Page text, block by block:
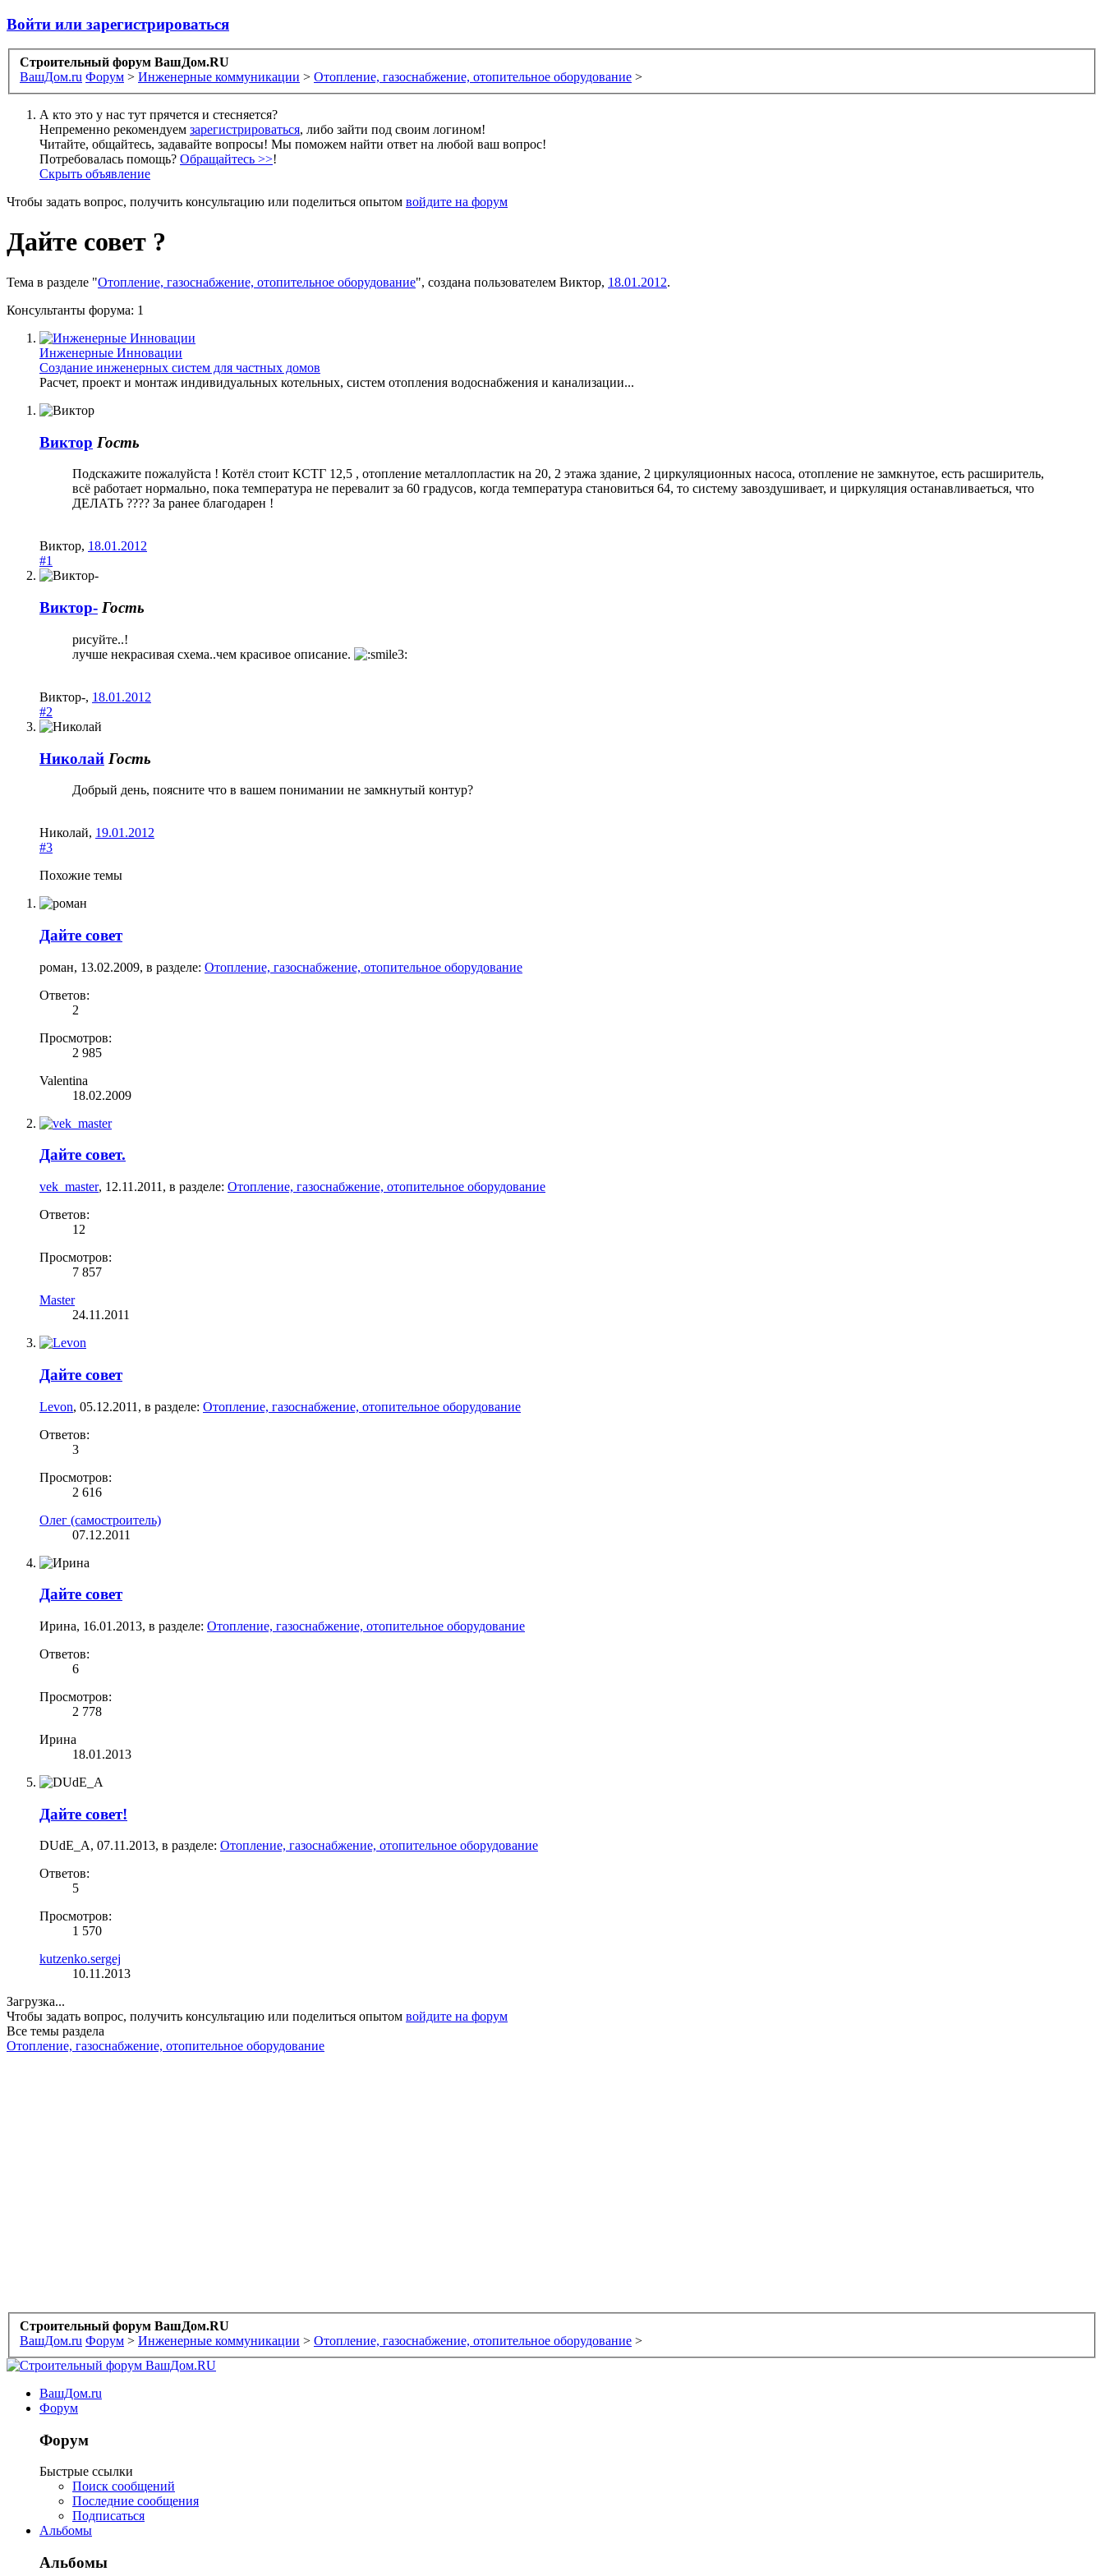
Войти или зарегистрироваться
Строительный форум ВашДом.RU
ВашДом.ru Форум > Инженерные коммуникации > Отопление, газоснабжение, отопительное оборудование >
А кто это у нас тут прячется и стесняется?
Непременно рекомендуем зарегистрироваться, либо зайти под своим логином!
Читайте, общайтесь, задавайте вопросы! Мы поможем найти ответ на любой ваш вопрос!
Потребовалась помощь? Обращайтесь >>!
Скрыть объявление
Чтобы задать вопрос, получить консультацию или поделиться опытом войдите на форум
Дайте совет ?
Тема в разделе "Отопление, газоснабжение, отопительное оборудование", создана пользователем Виктор, 18.01.2012.
Консультанты форума: 1
Инженерные Инновации
Создание инженерных систем для частных домов
Расчет, проект и монтаж индивидуальных котельных, систем отопления водоснабжения и канализации...
Виктор Гость
Подскажите пожалуйста ! Котёл стоит КСТГ 12,5 , отопление металлопластик на 20, 2 этажа здание, 2 циркуляционных насоса, отопление не замкнутое, есть расширитель,
всё работает нормально, пока температура не перевалит за 60 градусов, когда температура становиться 64, то систему завоздушивает, и циркуляция останавливаеться, что
ДЕЛАТЬ ???? За ранее благодарен !
Виктор, 18.01.2012
#1
Виктор- Гость
рисуйте..!
лучше некрасивая схема..чем красивое описание.
Виктор-, 18.01.2012
#2
Николай Гость
Добрый день, поясните что в вашем понимании не замкнутый контур?
Николай, 19.01.2012
#3
Похожие темы
Дайте совет
роман, 13.02.2009, в разделе: Отопление, газоснабжение, отопительное оборудование
Ответов:
2
Просмотров:
2 985
Valentina
18.02.2009
Дайте совет.
vek_master, 12.11.2011 , в разделе: Отопление, газоснабжение, отопительное оборудование
Ответов:
12
Просмотров:
7 857
Master
24.11.2011
Дайте совет
Levon, 05.12.2011 , в разделе: Отопление, газоснабжение, отопительное оборудование
Ответов:
3
Просмотров:
2 616
Олег (самостроитель)
07.12.2011
Дайте совет
Ирина, 16.01.2013, в разделе: Отопление, газоснабжение, отопительное оборудование
Ответов:
6
Просмотров:
2 778
Ирина
18.01.2013
Дайте совет!
DUdE_A, 07.11.2013, в разделе: Отопление, газоснабжение, отопительное оборудование
Ответов:
5
Просмотров:
1 570
kutzenko.sergej
10.11.2013
Загрузка...
Чтобы задать вопрос, получить консультацию или поделиться опытом войдите на форум
Все темы раздела
Отопление, газоснабжение, отопительное оборудование
Строительный форум ВашДом.RU
ВашДом.ru Форум > Инженерные коммуникации > Отопление, газоснабжение, отопительное оборудование >
ВашДом.ru
Форум
Форум
Быстрые ссылки
Поиск сообщений
Последние сообщения
Подписаться
Альбомы
Альбомы